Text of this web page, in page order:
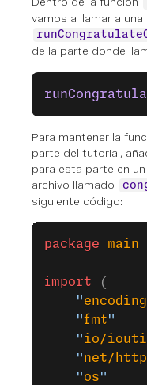
vamos a llamar a
de la parte donde
Para mantener la
parte del tutorial,
para esta parte en
archivo llamado
siguiente código:
package main
import (
	"
	"
fmt"
	"
io/
	"
net/http
	"
os"